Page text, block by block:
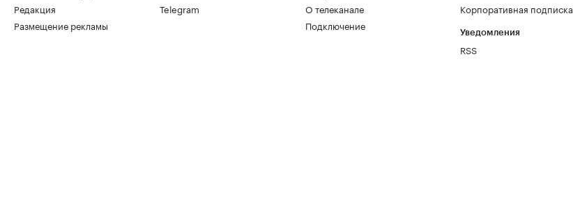
Редакция
Размещение рекламы
Telegram
О телеканале
Подключение
Корпоративная подписка
Уведомления
RSS